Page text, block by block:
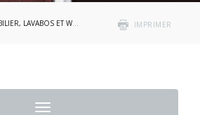
IMPRIMER
LAVABOS ET WC : : CHROME
Toggle